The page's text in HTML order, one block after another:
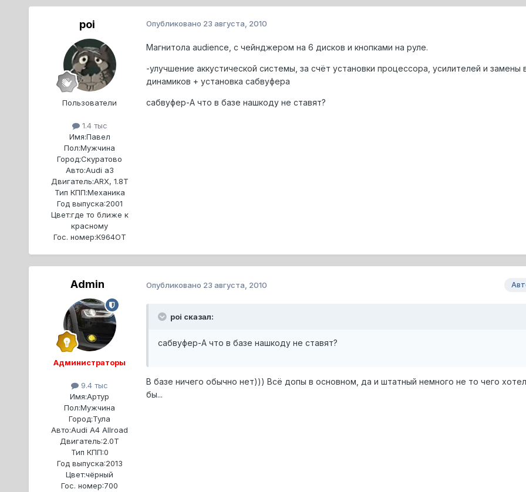
poi
Пользователи
1.4 тыс
Имя:Павел
Пол:Мужчина
Город:Скуратово
Авто:Audi a3
Двигатель:ARX, 1.8T
Тип КПП:Механика
Год выпуска:2001
Цвет:где то ближе к
красному
Гос. номер:К964ОТ
Опубликовано 23 августа, 2010
Магнитола audience, с чейнджером на 6 дисков и кнопками на руле.
-улучшение аккустической системы, за счёт установки процессора, усилителей и замены
динамиков + установка сабвуфера
сабвуфер-А что в базе нашкоду не ставят?
Admin
Администраторы
9.4 тыс
Имя:Артур
Пол:Мужчина
Город:Тула
Авто:Audi A4 Allroad
Двигатель:2.0T
Тип КПП:0
Год выпуска:2013
Цвет:чёрный
Гос. номер:700
Опубликовано 23 августа, 2010
poi сказал:
сабвуфер-А что в базе нашкоду не ставят?
В базе ничего обычно нет))) Всё допы в основном, да и штатный немного не то чего
бы...